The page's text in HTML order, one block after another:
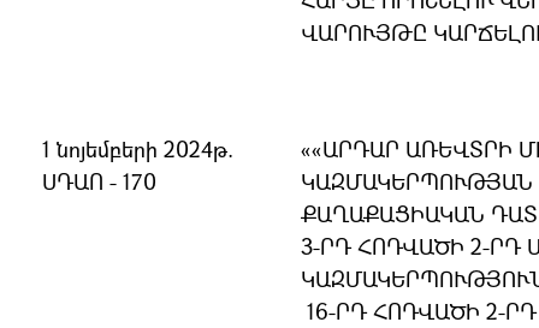
ՎԱՐՈՒՅԹԸ
1 նոյեմբերի 2024թ.
ՍԴԱՈ - 170
««ԱՐԴԱՐ ԱՌԵՎՏՐԻ
ԿԱԶՄԱԿԵՐՊՈՒԹՅԱՆ
ՔԱՂԱՔԱՑԻԱԿԱՆ
3-ՐԴ ՀՈԴՎԱԾԻ 2-ՐԴ
16-ՐԴ ՀՈԴՎԱԾԻ 2-